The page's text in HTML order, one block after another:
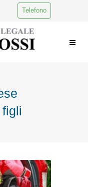
Telefono